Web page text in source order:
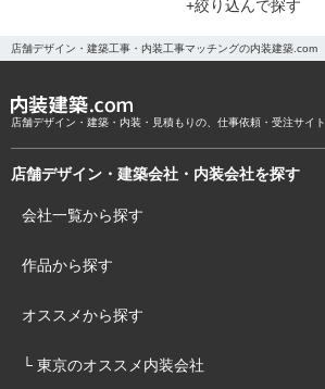
+絞り込んで探す
店舗デザイン・建築工事・内装工事マッチングの内装建築.com
店舗デザイン・建築・内装・見積もりの、仕事依頼・受注サイト
店舗デザイン・建築会社・内装会社を探す
会社一覧から探す
作品から探す
オススメから探す
└ 東京のオススメ内装会社